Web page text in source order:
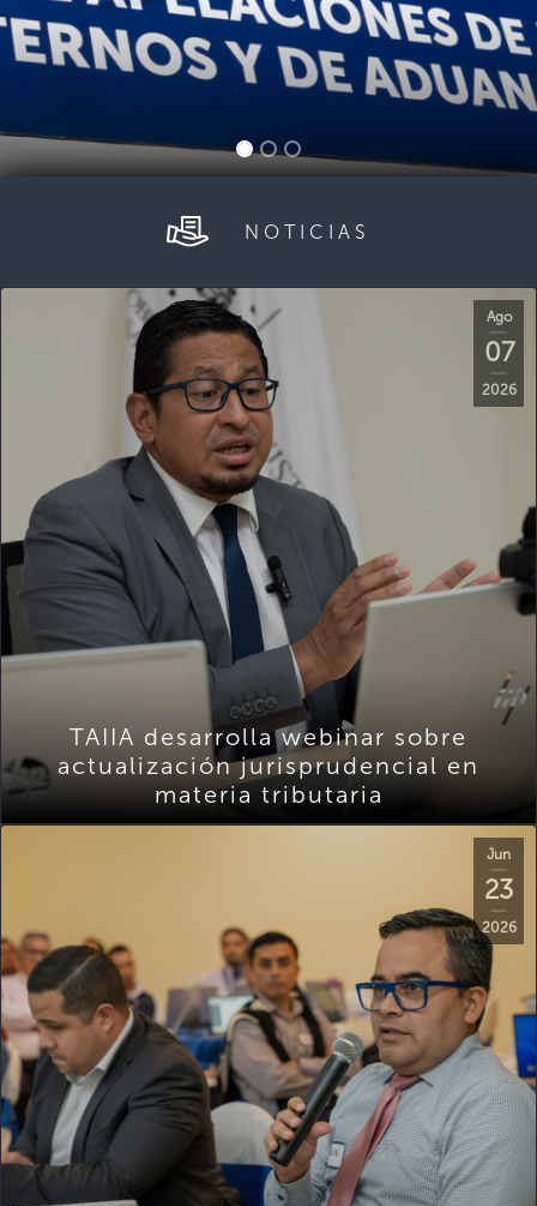
NOTICIAS
Ago
07
2026
TAIIA desarrolla webinar sobre
actualización jurisprudencial en
materia tributaria
Jun
23
2026